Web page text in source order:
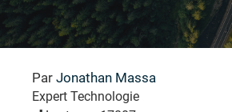
Par Jonathan Massa
Expert Technologie